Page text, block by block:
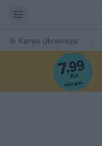
Karas Ukrainoje